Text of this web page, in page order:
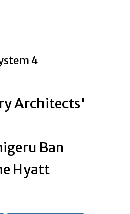
4
Architects'
Ban
Hyatt